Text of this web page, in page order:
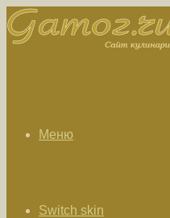
Меню
Switch skin